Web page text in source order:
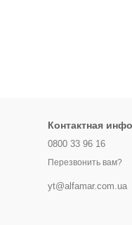
Контактная
0800 33 96 16
Перезвонить вам?
yt@alfamar.com.ua